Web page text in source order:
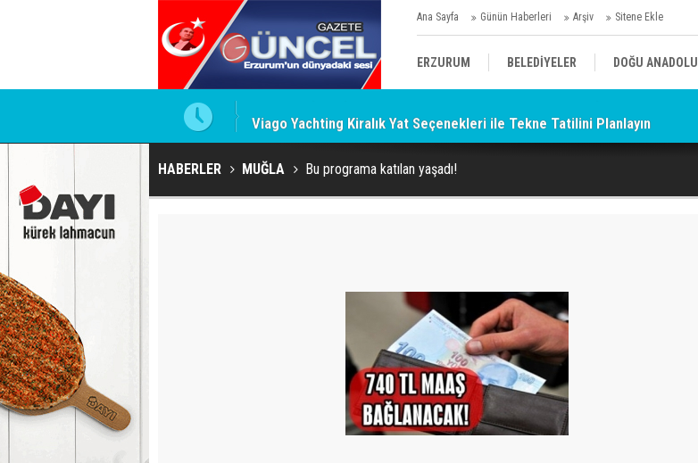
Ana Sayfa Günün Haberleri Arşiv Sitene Ekle
ERZURUM BELEDİYELER DOĞU ANADOLU
SİYASET AFAD/ SAVAŞ SPOR
KÜLTÜR/SANAT//MAĞAZİN
Viago Yachting Kiralık Yat Seçenekleri ile Tekne Tatilini Planlayın
HABERLER MUĞLA Bu programa katılan yaşadı!